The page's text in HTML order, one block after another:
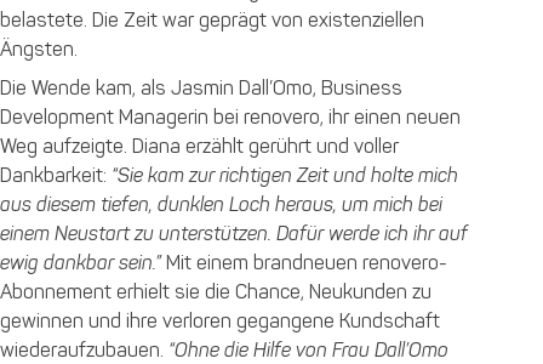
belastete. Die Zeit war geprägt von existenziellen
Ängsten.
Die Wende kam, als Jasmin Dall’Omo, Business
Development Managerin bei renovero, ihr einen neuen
Weg aufzeigte. Diana erzählt gerührt und voller
Dankbarkeit: “Sie kam zur richtigen Zeit und holte mich
aus diesem tiefen, dunklen Loch heraus, um mich bei
einem Neustart zu unterstützen. Dafür werde ich ihr auf
ewig dankbar sein.” Mit einem brandneuen renovero-
Abonnement erhielt sie die Chance, Neukunden zu
gewinnen und ihre verloren gegangene Kundschaft
wiederaufzubauen. “Ohne die Hilfe von Frau Dall’Omo